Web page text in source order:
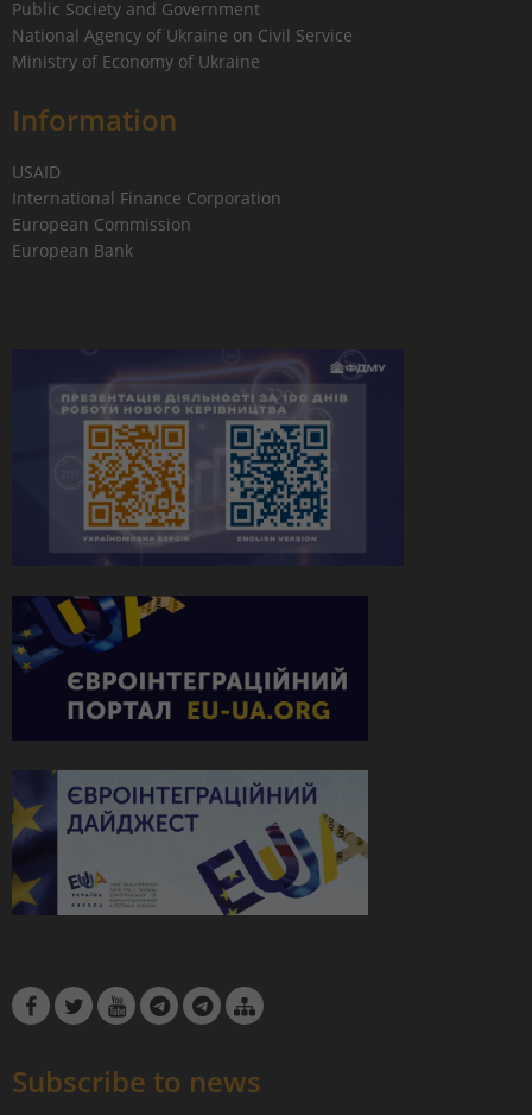
Public Society and Government
National Agency of Ukraine on Civil Service
Ministry of Economy of Ukraine
Information
USAID
International Finance Corporation
European Commission
European Bank
Subscribe to news